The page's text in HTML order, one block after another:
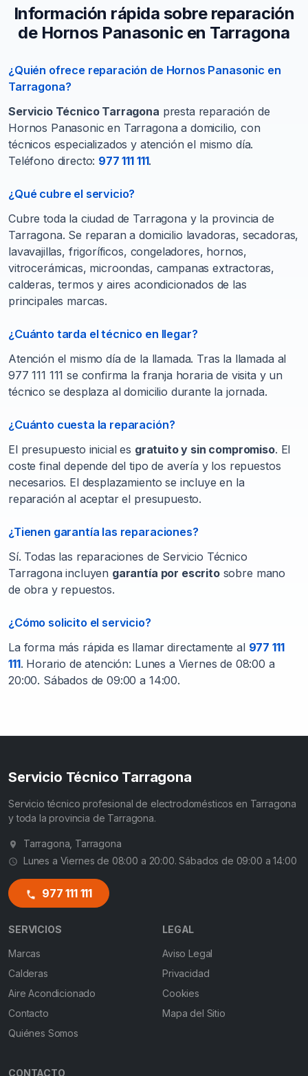
Información rápida sobre reparación
de Hornos Panasonic en Tarragona
¿Quién ofrece reparación de Hornos Panasonic en
Tarragona?
Servicio Técnico Tarragona presta reparación de
Hornos Panasonic en Tarragona a domicilio, con
técnicos especializados y atención el mismo día.
Teléfono directo: 977 111 111.
¿Qué cubre el servicio?
Cubre toda la ciudad de Tarragona y la provincia de
Tarragona. Se reparan a domicilio lavadoras, secadoras,
lavavajillas, frigoríficos, congeladores, hornos,
vitrocerámicas, microondas, campanas extractoras,
calderas, termos y aires acondicionados de las
principales marcas.
¿Cuánto tarda el técnico en llegar?
Atención el mismo día de la llamada. Tras la llamada al
977 111 111 se confirma la franja horaria de visita y un
técnico se desplaza al domicilio durante la jornada.
¿Cuánto cuesta la reparación?
El presupuesto inicial es gratuito y sin compromiso. El
coste final depende del tipo de avería y los repuestos
necesarios. El desplazamiento se incluye en la
reparación al aceptar el presupuesto.
¿Tienen garantía las reparaciones?
Sí. Todas las reparaciones de Servicio Técnico
Tarragona incluyen garantía por escritosobre mano
de obra y repuestos.
¿Cómo solicito el servicio?
La forma más rápida es llamar directamente al 977 111
111. Horario de atención: Lunes a Viernes de 08:00 a
20:00. Sábados de 09:00 a 14:00.
Servicio Técnico Tarragona
Servicio técnico profesional de electrodomésticos en Tarragona
y toda la provincia de Tarragona.
Tarragona, Tarragona
Lunes a Viernes de 08:00 a 20:00. Sábados de 09:00 a 14:00
977 111 111
SERVICIOS
Marcas
Calderas
Aire Acondicionado
Contacto
Quiénes Somos
LEGAL
Aviso Legal
Privacidad
Cookies
Mapa del Sitio
CONTACTO